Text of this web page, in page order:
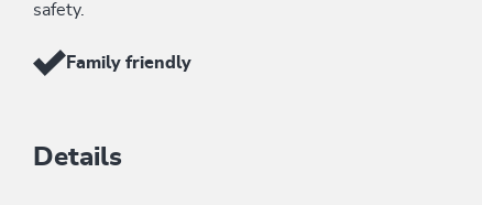
safety.
Family friendly
Details